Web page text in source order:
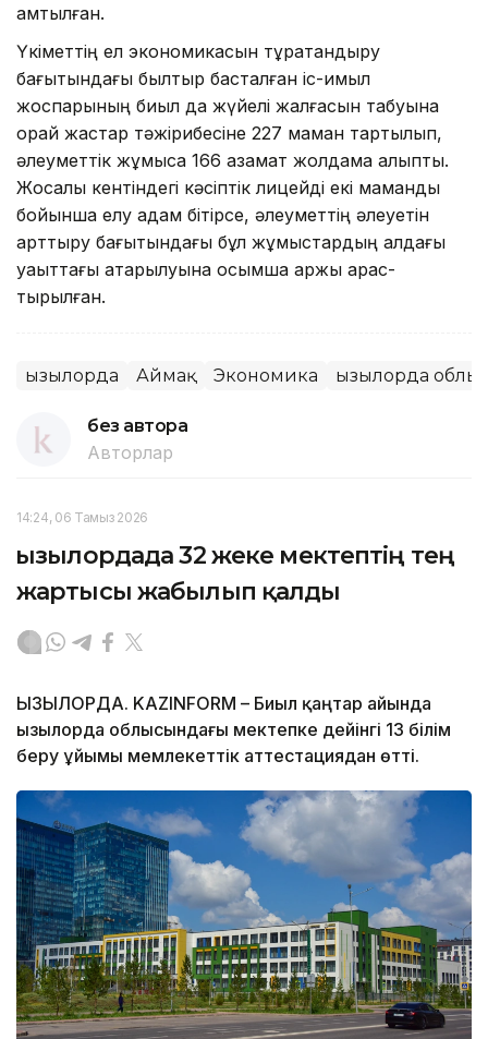
қамтылған.
Үкіметтің ел экономикасын тұрақтан­дыру
бағытындағы былтыр басталған іс-қимыл
жоспарының биыл да жүйелі жалғасын табуына
орай жастар тәжіри­бесіне 227 маман тартылып,
әлеуметтік жұмысқа 166 азамат жолдама алыпты.
Жосалы кентіндегі кәсіптік лицейді екі мамандық
бойынша елу адам бітірсе, әлеуметтің әлеуетін
арттыру бағытындағы бұл жұмыстардың алдағы
уақыттағы атқарылуына қосымша қаржы қарас­
тырылған.
Қызылорда Аймақ Экономика Қызылорда
без автора
Авторлар
14:24, 06 Тамыз 2026
Қызылордада 32 жеке мектептің тең
жартысы жабылып қалды
ҚЫЗЫЛОРДА. KAZINFORM – Биыл қаңтар айында
Қызылорда облысындағы мектепке дейінгі 13 білім
беру ұйымы мемлекеттік аттестациядан өтті.